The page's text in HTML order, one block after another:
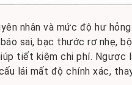
nhân và mức độ hư
sai, bạc thước rơ nhẹ,
tiết kiệm chi phí. Ngược
lái mất độ chính xác,